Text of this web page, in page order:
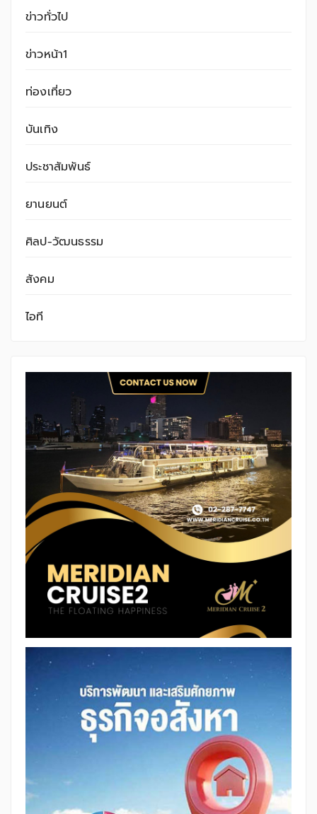
ข่าวทั่วไป
ข่าวหน้า1
ท่องเที่ยว
บันเทิง
ประชาสัมพันธ์
ยานยนต์
ศิลป-วัฒนธรรม
สังคม
ไอที